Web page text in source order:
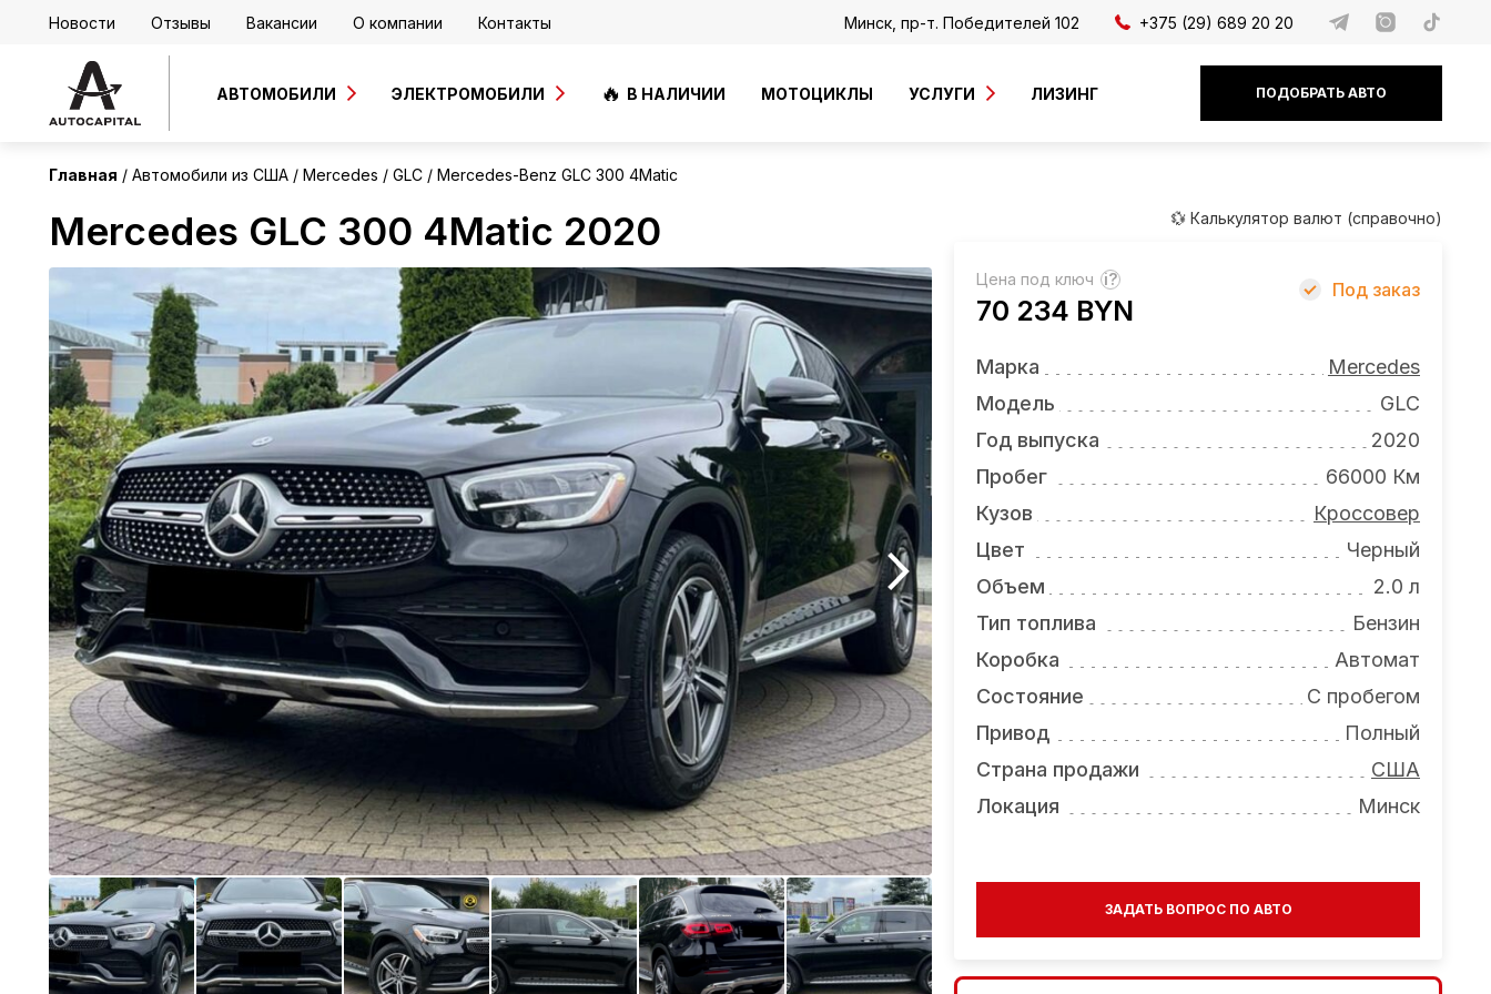
Новости Отзывы Вакансии О компании Контакты Минск, пр-т. Победителей 102 +375 (29) 689 20 20
АВТОМОБИЛИ ЭЛЕКТРОМОБИЛИ В НАЛИЧИИ МОТОЦИКЛЫ УСЛУГИ ЛИЗИНГ ПОДОБРАТЬ АВТО
Главная Автомобили из США Mercedes GLC Mercedes-Benz GLС 300 4Matic
Mercedes GLC 300 4Matic 2020 💱 Калькулятор валют (справочно)
Цена под ключ ?
70 234 BYN
Под заказ
Марка
Mercedes
Модель
GLC
Год выпуска
2020
Пробег
66000 Км
Кузов
Кроссовер
Цвет
Черный
Объем
2.0 л
Тип топлива
Бензин
Коробка
Автомат
Состояние
С пробегом
Привод
Полный
Страна продажи
США
Локация
Минск
ЗАДАТЬ ВОПРОС ПО АВТО